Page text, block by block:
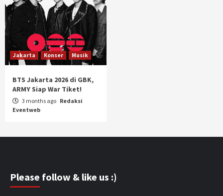
Jakarta Konser Musik
BTS Jakarta 2026 di GBK,
ARMY Siap War Tiket!
3 months ago Redaksi
Eventweb
Please follow & like us :)